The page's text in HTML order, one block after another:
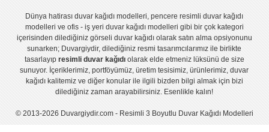
Dünya hatirası duvar kağıdı modelleri,pencere resimli duvar kağıdı
modelleri ve ofis - iş yeri duvar kağıdı modelleri gibi bir çok kategori
içerisinden dilediğiniz görseli duvar kağıdı olarak satın alma opsiyonunu
sunarken; Duvargiydir, dilediğiniz resmi tasarımcılarımız ile birlikte
tasarlayıp resimli duvar kağıdıolarak elde etmeniz lüksünü de size
sunuyor. İçeriklerimiz, portföyümüz, üretim tesisimiz, ürünlerimiz, duvar
kağıdı kalitemiz ve diğer konular ile ilgili bizden bilgi almak için bizi
dilediğiniz zaman arayabilirsiniz. Esenlikle kalın!
© 2013-2026 Duvargiydir.com - Resimli 3 Boyutlu Duvar Kağıdı Modelleri